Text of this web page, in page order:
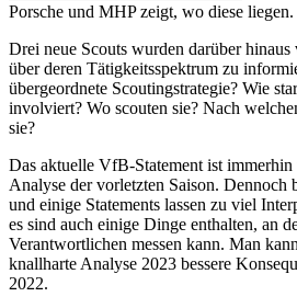
Porsche und MHP zeigt, wo diese liegen.
Drei neue Scouts wurden darüber
über deren Tätigkeitsspektrum zu
übergeordnete Scoutingstrategie? Wie
involviert? Wo scouten sie? Nach
sie?
Das aktuelle VfB-Statement ist immerhin
Analyse der vorletzten Saison. Dennoch
und einige Statements lassen zu viel
es sind auch einige Dinge enthalten, an
Verantwortlichen messen kann. Man
knallharte Analyse 2023 bessere
2022.